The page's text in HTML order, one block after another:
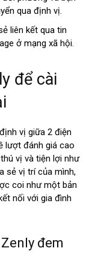
qua định vị.
liên kết qua tin
ở mạng xã hội.
để cài
vị giữa 2 điện
lượt đánh giá cao
vị và tiện lợi như
sẻ vị trí của mình,
coi như một bản
nối với gia đình
đem